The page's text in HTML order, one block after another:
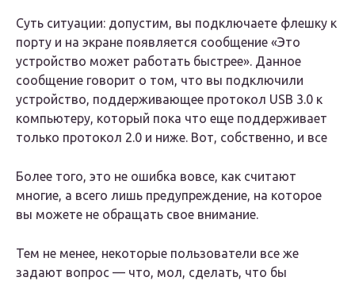
Суть ситуации: допустим, вы подключаете флешку к
порту и на экране появляется сообщение «Это
устройство может работать быстрее». Данное
сообщение говорит о том, что вы подключили
устройство, поддерживающее протокол USB 3.0 к
компьютеру, который пока что еще поддерживает
только протокол 2.0 и ниже. Вот, собственно, и все
Более того, это не ошибка вовсе, как считают
многие, а всего лишь предупреждение, на которое
вы можете не обращать свое внимание.
Тем не менее, некоторые пользователи все же
задают вопрос — что, мол, сделать, что бы